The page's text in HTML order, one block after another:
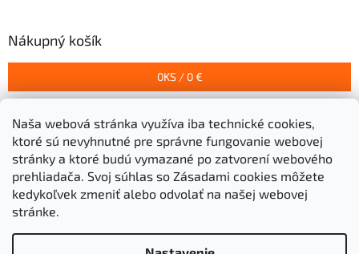
Naša webová stránka využíva iba technické cookies,
ktoré sú nevyhnutné pre správne fungovanie webovej
stránky a ktoré budú vymazané po zatvorení webového
prehliadača. Svoj súhlas so Zásadami cookies môžete
kedykoľvek zmeniť alebo odvolať na našej webovej
stránke.
Nákupný košík
0KS / 0 €
Prijímame online platby